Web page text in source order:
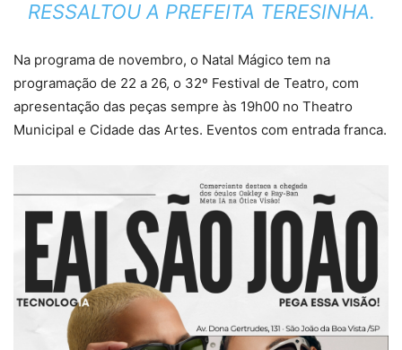
RESSALTOU A PREFEITA TERESINHA.
Na programa de novembro, o Natal Mágico tem na
programação de 22 a 26, o 32º Festival de Teatro, com
apresentação das peças sempre às 19h00 no Theatro
Municipal e Cidade das Artes. Eventos com entrada franca.